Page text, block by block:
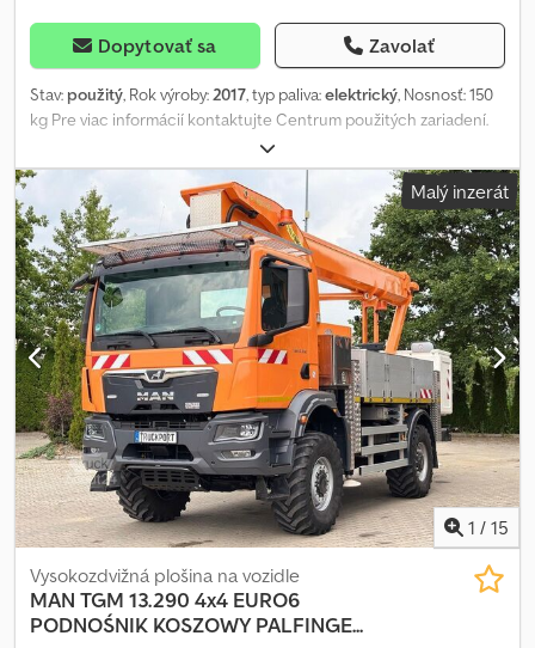
Dopytovať sa Zavolať
Stav: použitý, Rok výroby: 2017, typ paliva:elektrický, Nosnosť: 150
kg Pre viac informácií kontaktujte Centrum použitých zariadení.
Malý inzerát
1 / 15
Vysokozdvižná plošina na vozidle
MAN TGM 13.290 4x4 EURO6
PODNOŚNIK KOSZOWY PALFINGE...